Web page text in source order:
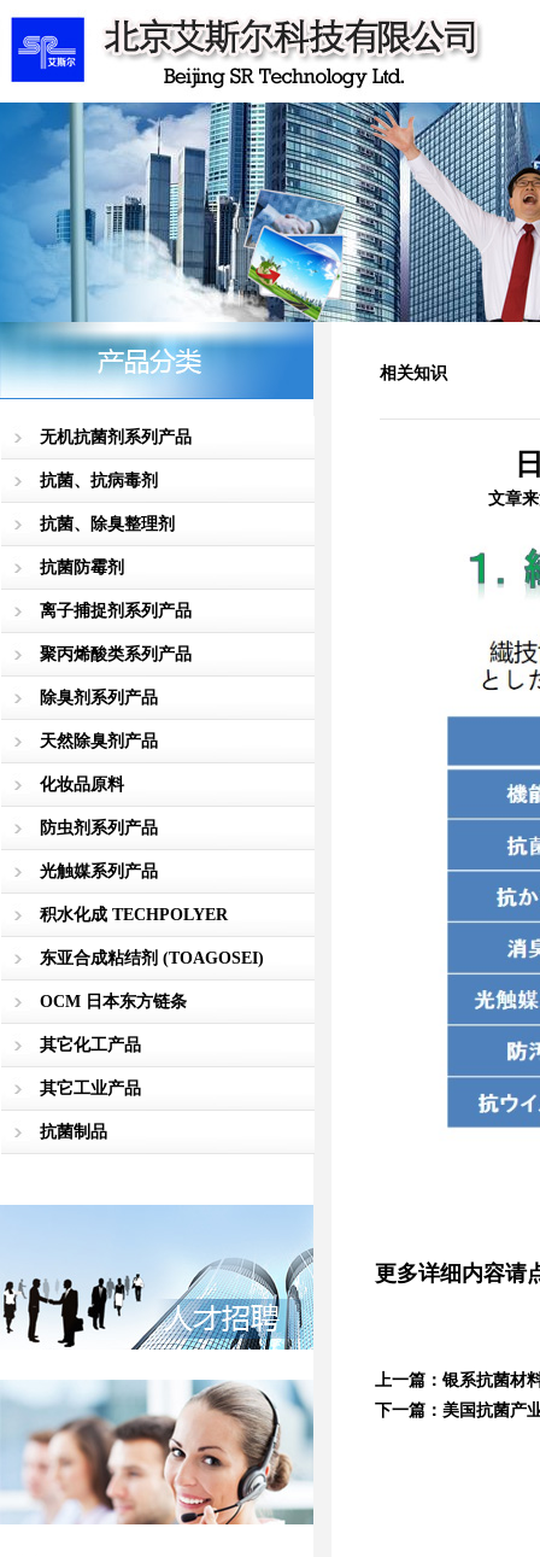
无机抗菌剂系列产品
抗菌、抗病毒剂
抗菌、除臭整理剂
抗菌防霉剂
离子捕捉剂系列产品
聚丙烯酸类系列产品
除臭剂系列产品
天然除臭剂产品
化妆品原料
防虫剂系列产品
光触媒系列产品
积水化成 TECHPOLYER
东亚合成粘结剂 (TOAGOSEI)
OCM 日本东方链条
其它化工产品
其它工业产品
抗菌制品
相关知识
文章
更多详细内容请
上一篇： 银系抗菌材
下一篇： 美国抗菌产